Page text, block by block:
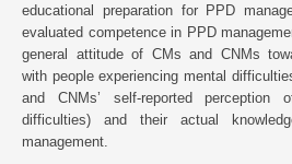
educational preparation for PPD
evaluated competence in PPD
general attitude of CMs and CNMs
with people experiencing mental
and CNMs’ self-reported perception
difficulties) and their actual
management.